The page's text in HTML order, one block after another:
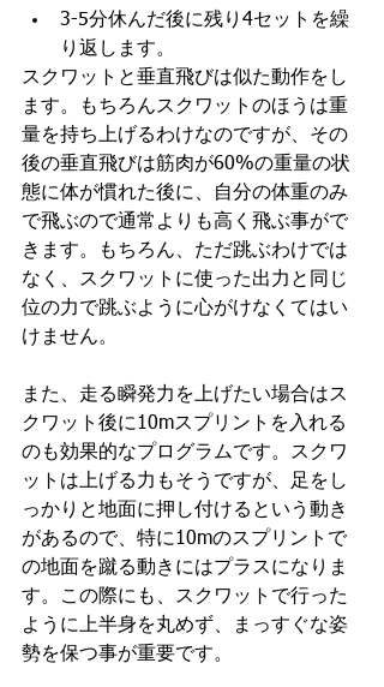
3-5分休んだ後に残り4セットを繰
り返します。
スクワットと垂直飛びは似た動作をし
ます。もちろんスクワットのほうは重
量を持ち上げるわけなのですが、その
後の垂直飛びは筋肉が60%の重量の状
態に体が慣れた後に、自分の体重のみ
で飛ぶので通常よりも高く飛ぶ事がで
きます。もちろん、ただ跳ぶわけでは
なく、スクワットに使った出力と同じ
位の力で跳ぶように心がけなくてはい
けません。
また、走る瞬発力を上げたい場合はス
クワット後に10mスプリントを入れる
のも効果的なプログラムです。スクワ
ットは上げる力もそうですが、足をし
っかりと地面に押し付けるという動き
があるので、特に10mのスプリントで
の地面を蹴る動きにはプラスになりま
す。この際にも、スクワットで行った
ように上半身を丸めず、まっすぐな姿
勢を保つ事が重要です。